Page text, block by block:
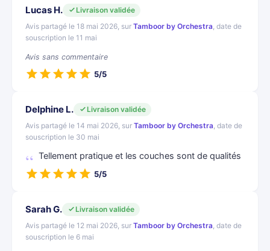
Lucas H.
Livraison validée
Avis partagé le 18 mai 2026, sur Tamboor by Orchestra, date de
souscription le 11 mai
Avis sans commentaire
5/5
Delphine L.
Livraison validée
Avis partagé le 14 mai 2026, sur Tamboor by Orchestra, date de
souscription le 30 mai
Tellement pratique et les couches sont de qualités
5/5
Sarah G.
Livraison validée
Avis partagé le 12 mai 2026, sur Tamboor by Orchestra, date de
souscription le 6 mai